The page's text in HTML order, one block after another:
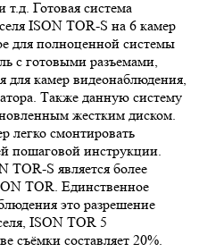
Готовая система
ISON TOR-S на 6 камер
для полноценной системы
с готовыми разъемами,
для камер видеонаблюдения,
Также данную систему
жестким диском.
легко смонтировать
пошаговой инструкции.
TOR-S является более
TOR. Единственное
это разрешение
ISON TOR 5
съёмки составляет 20%.